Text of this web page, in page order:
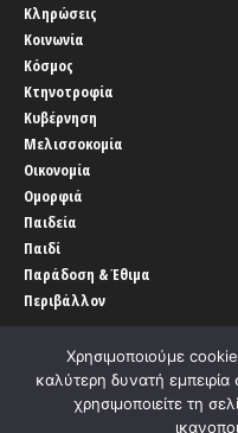
Κληρώσεις
Κοινωνία
Κόσμος
Κτηνοτροφία
Κυβέρνηση
Μελισσοκομία
Οικονομία
Ομορφιά
Παιδεία
Παιδί
Παράδοση & Έθιμα
Περιβάλλον
Χρησιμοποιούμε
καλύτερη δυνατή
χρησιμοποιείτε τη